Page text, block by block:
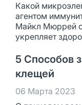
Какой
агентом
Майкл Мюррей
укрепляет
5 Способов
клещей
06 Марта 2023